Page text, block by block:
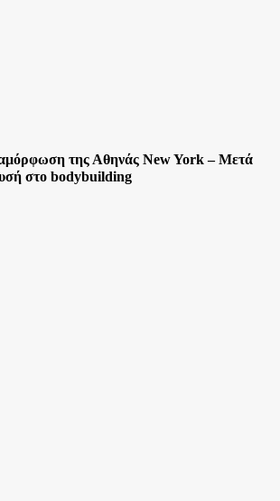
της Αθηνάς New York – Μετά
στο bodybuilding